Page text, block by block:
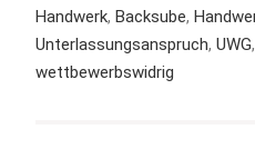
Handwerk, Backsube,
Unterlassungsanspruch, UWG,
wettbewerbswidrig